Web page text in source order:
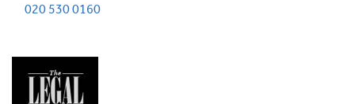
020 530 0160